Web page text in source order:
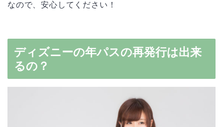
なので、安心してください！
ディズニーの年パスの再発行は出来
るの？